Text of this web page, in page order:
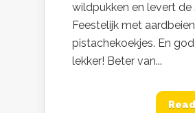
wildpukken en levert de
Feestelijk met
pistachekoekjes. En
lekker! Beter van...